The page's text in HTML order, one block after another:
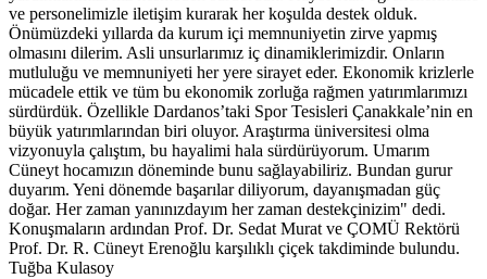
ve personelimizle iletişim kurarak her koşulda destek olduk.
Önümüzdeki yıllarda da kurum içi memnuniyetin zirve yapmış
olmasını dilerim. Asli unsurlarımız iç dinamiklerimizdir. Onların
mutluluğu ve memnuniyeti her yere sirayet eder. Ekonomik krizlerle
mücadele ettik ve tüm bu ekonomik zorluğa rağmen yatırımlarımızı
sürdürdük. Özellikle Dardanos’taki Spor Tesisleri Çanakkale’nin en
büyük yatırımlarından biri oluyor. Araştırma üniversitesi olma
vizyonuyla çalıştım, bu hayalimi hala sürdürüyorum. Umarım
Cüneyt hocamızın döneminde bunu sağlayabiliriz. Bundan gurur
duyarım. Yeni dönemde başarılar diliyorum, dayanışmadan güç
doğar. Her zaman yanınızdayım her zaman destekçinizim" dedi.
Konuşmaların ardından Prof. Dr. Sedat Murat ve ÇOMÜ Rektörü
Prof. Dr. R. Cüneyt Erenoğlu karşılıklı çiçek takdiminde bulundu.
Tuğba Kulasoy